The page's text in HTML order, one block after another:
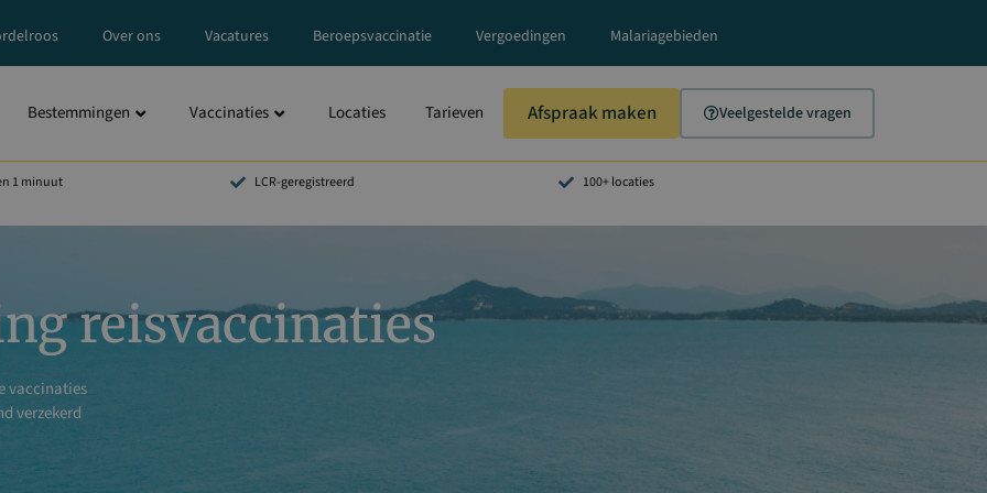
Over ons Vacatures Beroepsvaccinatie Vergoedingen Malariagebieden
Bestemmingen Vaccinaties Locaties Tarieven Afspraak maken Veelgestelde vragen
1 minuut LCR-geregistreerd 100+ locaties
reisvaccinaties
vaccinaties
verzekerd